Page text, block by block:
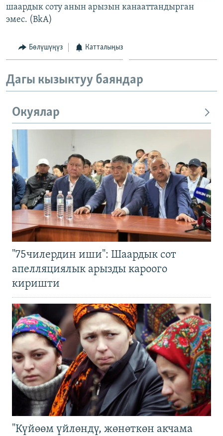
шаардык соту анын арызын канааттандырган
эмес. (BkA)
Бөлүшүңүз Катталыңыз
Дагы кызыктуу баяндар
Окуялар
"75чилердин иши": Шаардык сот
апелляциялык арызды кароого
киришти
"Күйөөм үйлөндү, жөнөткөн акчама